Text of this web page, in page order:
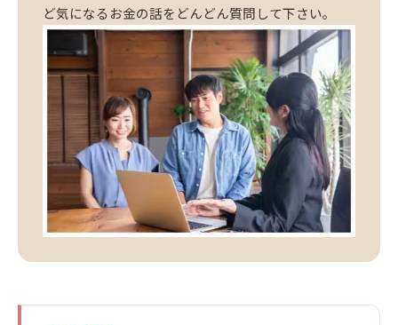
ど気になるお金の話をどんどん質問して下さい。